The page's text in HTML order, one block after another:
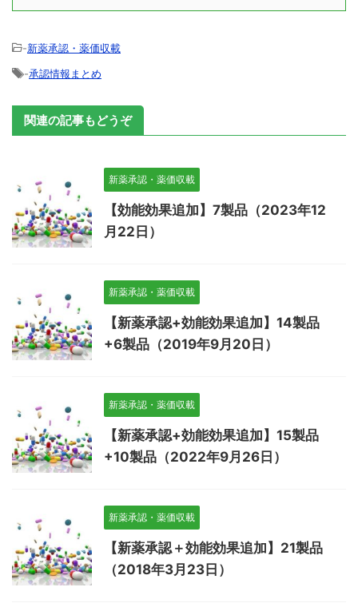
-新薬承認・薬価収載
-承認情報まとめ
関連の記事もどうぞ
新薬承認・薬価収載
【効能効果追加】7製品（2023年12
月22日）
新薬承認・薬価収載
【新薬承認+効能効果追加】14製品
+6製品（2019年9月20日）
新薬承認・薬価収載
【新薬承認+効能効果追加】15製品
+10製品（2022年9月26日）
新薬承認・薬価収載
【新薬承認＋効能効果追加】21製品
（2018年3月23日）